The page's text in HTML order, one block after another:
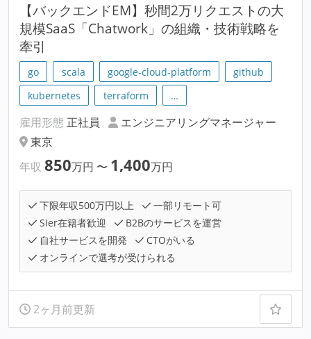
【バックエンドEM】秒間2万リクエストの大
規模SaaS「Chatwork」の組織・技術戦略を
牽引
go scala google-cloud-platform
github
kubernetes
terraform …
雇用形態 正社員
エンジニアリングマネージャー
東京
年収 850万円 〜 1,400万円
下限年収500万円以上
一部リモート可
SIer在籍者歓迎
B2Bのサービスを運営
自社サービスを開発
CTOがいる
オンラインで選考が受けられる
2ヶ月前更新